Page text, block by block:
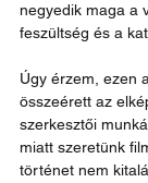
negyedik maga a
feszültség és a
Úgy érzem, ezen
összeérett az
szerkesztői
miatt szeretünk
történet nem